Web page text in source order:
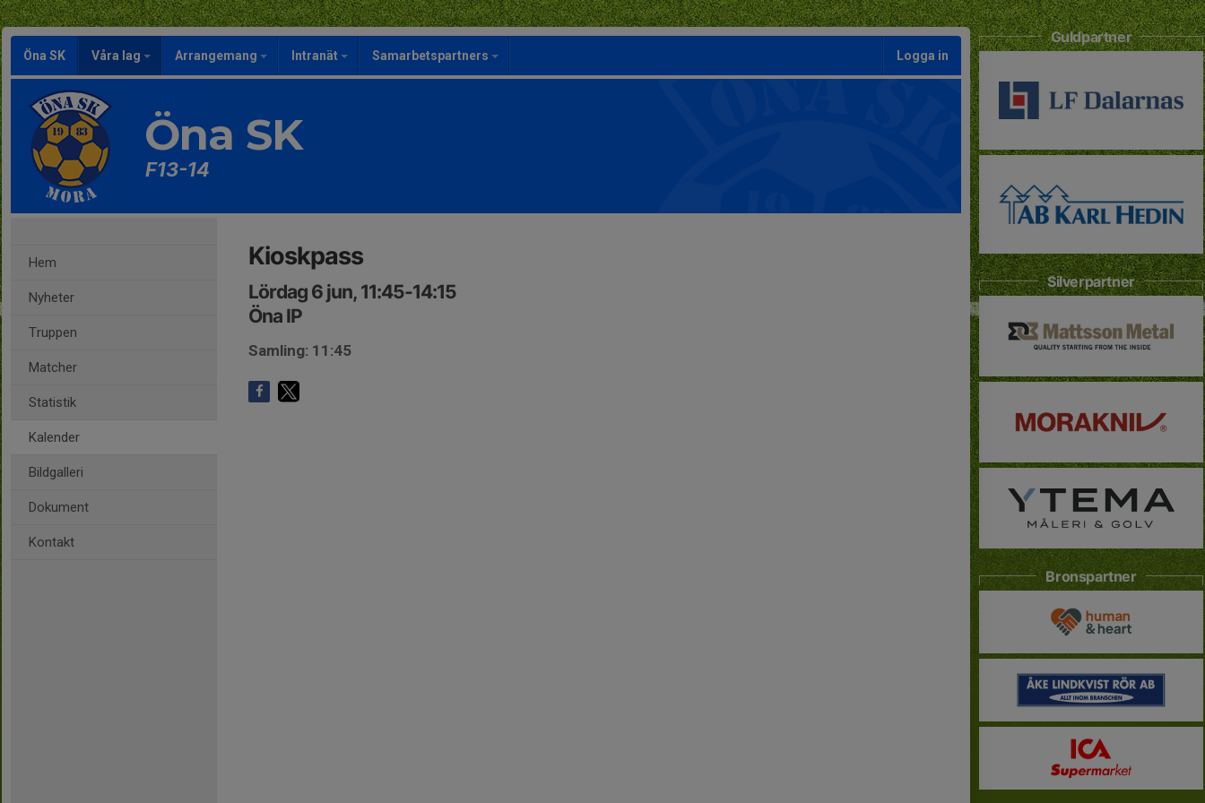
Öna SK Våra lag Arrangemang Intranät Samarbetspartners Logga in
Öna SK
F13-14
Hem
Nyheter
Truppen
Matcher
Statistik
Kalender
Bildgalleri
Dokument
Kontakt
Kioskpass
Lördag 6 jun, 11:45-14:15
Öna IP
Samling: 11:45
Guldpartner
Silverpartner
Bronspartner